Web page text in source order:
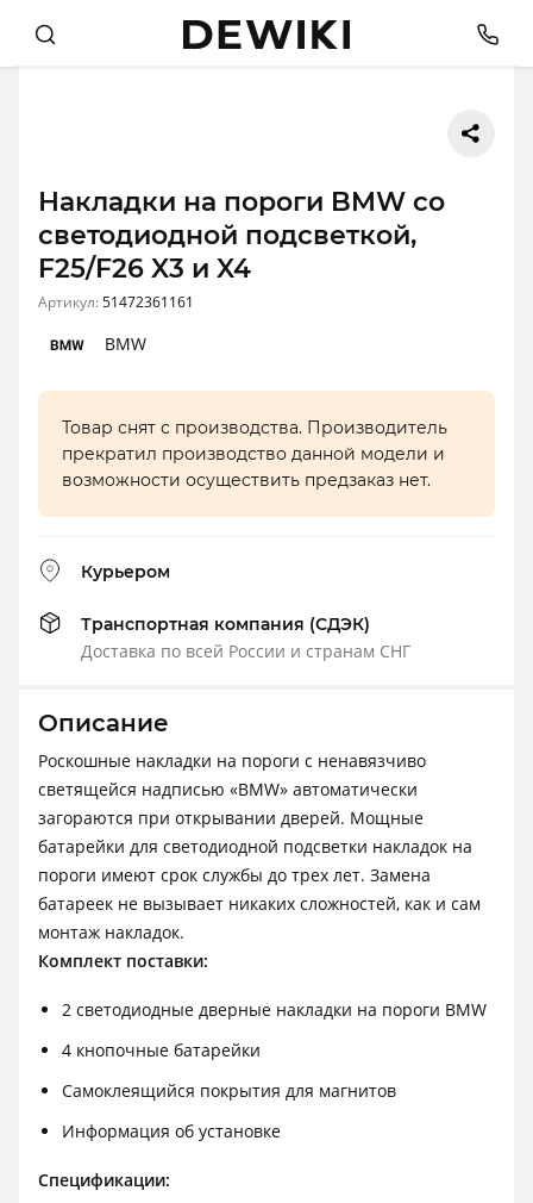
Накладки на пороги BMW со
светодиодной подсветкой,
F25/F26 X3 и X4
Артикул:51472361161
BMW
Товар снят с производства. Производитель
прекратил производство данной модели и
возможности осуществить предзаказ нет.
Курьером
Транспортная компания (СДЭК)
Доставка по всей России и странам СНГ
Описание
Роскошные накладки на пороги с ненавязчиво
светящейся надписью «BMW» автоматически
загораются при открывании дверей. Мощные
батарейки для светодиодной подсветки накладок на
пороги имеют срок службы до трех лет. Замена
батареек не вызывает никаких сложностей, как и сам
монтаж накладок.
Комплект поставки:
2 светодиодные дверные накладки на пороги BMW
4 кнопочные батарейки
Самоклеящийся покрытия для магнитов
Информация об установке
Спецификации: